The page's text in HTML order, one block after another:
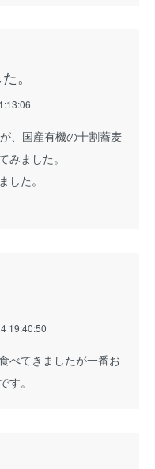
。
、国産有機の十割蕎麦
みました。
した。
19:40:50
べてきましたが一番お
す。